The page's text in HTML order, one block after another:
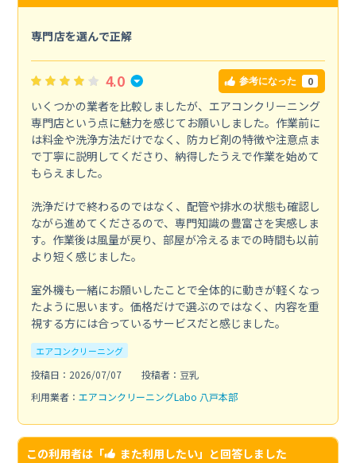
専門店を選んで正解
4.0 参考になった 0
いくつかの業者を比較しましたが、エアコンクリーニング
専門店という点に魅力を感じてお願いしました。作業前に
は料金や洗浄方法だけでなく、防カビ剤の特徴や注意点ま
で丁寧に説明してくださり、納得したうえで作業を始めて
もらえました。
洗浄だけで終わるのではなく、配管や排水の状態も確認し
ながら進めてくださるので、専門知識の豊富さを実感しま
す。作業後は風量が戻り、部屋が冷えるまでの時間も以前
より短く感じました。
室外機も一緒にお願いしたことで全体的に動きが軽くなっ
たように思います。価格だけで選ぶのではなく、内容を重
視する方には合っているサービスだと感じました。
エアコンクリーニング
投稿日：2026/07/07
投稿者：豆乳
利用業者： エアコンクリーニングLabo 八戸本部
この利用者は「 また利用したい」と回答しました